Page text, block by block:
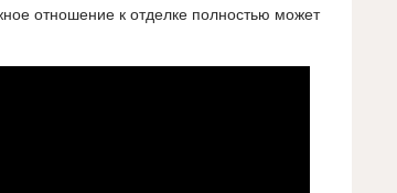
отношение к отделке полностью может